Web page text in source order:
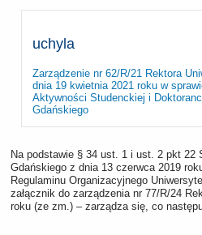
uchyla
Zarządzenie nr 62/R/21 Rektora
dnia 19 kwietnia 2021 roku w
Aktywności Studenckiej i
Gdańskiego
Na podstawie § 34 ust. 1 i ust. 2 pkt 22
Gdańskiego z dnia 13 czerwca 2019
Regulaminu Organizacyjnego
załącznik do zarządzenia nr 77/R/24
roku (ze zm.) – zarządza się, co